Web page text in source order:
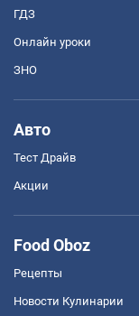
ГДЗ
Онлайн уроки
ЗНО
Авто
Тест Драйв
Акции
Food Oboz
Рецепты
Новости Кулинарии